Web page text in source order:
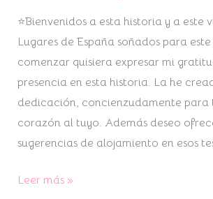
⭐Bienvenidos a esta historia y a este
Lugares de España soñados para
comenzar quisiera expresar mi
presencia en esta historia. La he
dedicación, concienzudamente para
corazón al tuyo. Además deseo
sugerencias de alojamiento en esos
Leer más »